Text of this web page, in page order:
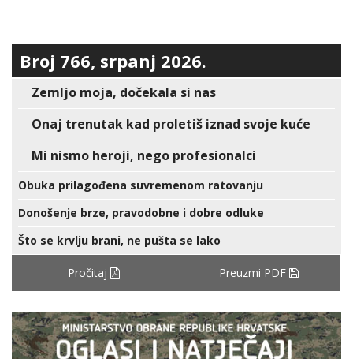
Broj 766, srpanj 2026.
Zemljo moja, dočekala si nas
Onaj trenutak kad proletiš iznad svoje kuće
Mi nismo heroji, nego profesionalci
Obuka prilagođena suvremenom ratovanju
Donošenje brze, pravodobne i dobre odluke
Što se krvlju brani, ne pušta se lako
Pročitaj Preuzmi PDF